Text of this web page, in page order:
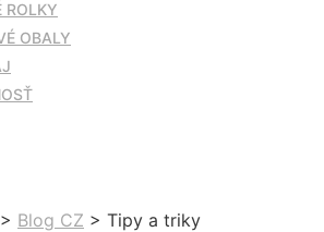
ROLKY
OBALY
> Blog CZ > Tipy a triky